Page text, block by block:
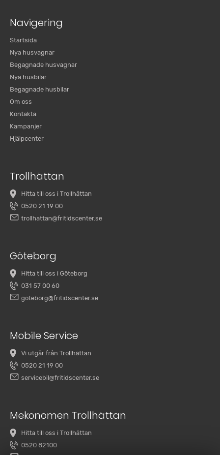
Navigering
Startsida
Nya husvagnar
Begagnade husvagnar
Nya husbilar
Begagnade husbilar
Om oss
Kontakta
Kampanjer
Hjälpcenter
Trollhättan
Hitta till oss i Trollhättan
0520 21 19 00
trollhattan@fritidscenter.se
Göteborg
Hitta till oss i Göteborg
031 57 00 60
goteborg@fritidscenter.se
Mobile Service
Vi utgår från Trollhättan
0520 21 19 00
servicebil@fritidscenter.se
Mekonomen Trollhättan
Hitta till oss i Trollhättan
0520 82100
overby@mekonomenbilverkstad.se